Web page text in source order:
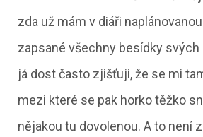
zda už mám v diáři
zapsané všechny besídky svých
já dost často zjišťuji, že se mi
mezi které se pak horko těžko
nějakou tu dovolenou. A to není